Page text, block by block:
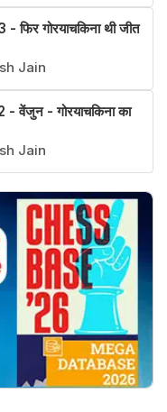
- फिर गोरयाचकिना थी जीत
Jain
- वेंजुन - गोरयाचकिना का
Jain